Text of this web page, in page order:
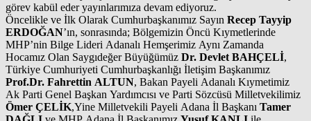
görev kabül eder yayınlarımıza devam ediyoruz.
Öncelikle ve İlk Olarak Cumhurbaşkanımız Sayın Recep Tayyip
ERDOĞAN’ın, sonrasında; Bölgemizin Öncü Kıymetlerinde
MHP’nin Bilge Lideri Adanalı Hemşerimiz Aynı Zamanda
Hocamız Olan Saygıdeğer Büyüğümüz Dr. Devlet BAHÇELİ,
Türkiye Cumhuriyeti Cumhurbaşkanlığı İletişim Başkanımız
Prof.Dr. Fahrettin ALTUN, Bakan Payeli Adanalı Kıymetimiz
Ak Parti Genel Başkan Yardımcısı ve Parti Sözcüsü Milletvekilimiz
Ömer ÇELİK,Yine Milletvekili Payeli Adana İl Başkanı Tamer